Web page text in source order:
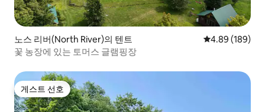
노스 리버(North River)의 텐트 평점 4.89점(5
4.89 (189)
꽃 농장에 있는 토머스 글램핑장
게스트 선호
게스트 선호